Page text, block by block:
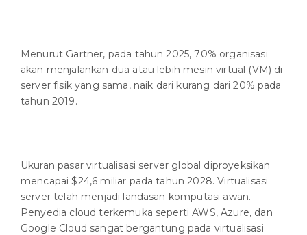
Menurut Gartner, pada tahun 2025, 70% organisasi
akan menjalankan dua atau lebih mesin virtual (VM) di
server fisik yang sama, naik dari kurang dari 20% pada
tahun 2019.
Ukuran pasar virtualisasi server global diproyeksikan
mencapai $24,6 miliar pada tahun 2028. Virtualisasi
server telah menjadi landasan komputasi awan.
Penyedia cloud terkemuka seperti AWS, Azure, dan
Google Cloud sangat bergantung pada virtualisasi